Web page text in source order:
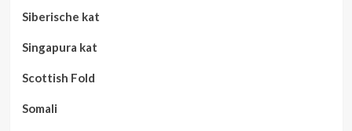
Siberische kat
Singapura kat
Scottish Fold
Somali